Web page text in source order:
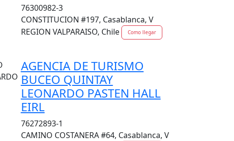
76300982-3
CONSTITUCION #197, Casablanca, V
REGION VALPARAISO, Chile
Como llegar
AGENCIA DE TURISMO
BUCEO QUINTAY
LEONARDO PASTEN HALL
EIRL
76272893-1
CAMINO COSTANERA #64, Casablanca, V